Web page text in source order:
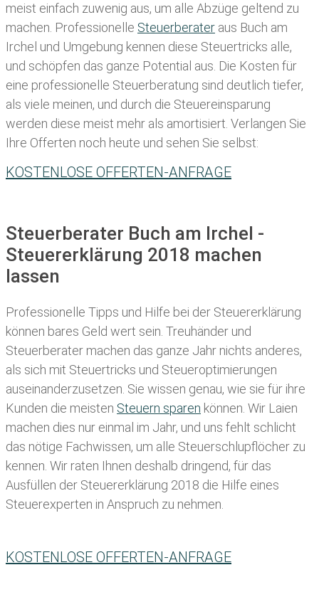
meist einfach zuwenig aus, um alle Abzüge geltend zu
machen. Professionelle Steuerberater aus Buch am
Irchel und Umgebung kennen diese Steuertricks alle,
und schöpfen das ganze Potential aus. Die Kosten für
eine professionelle Steuerberatung sind deutlich tiefer,
als viele meinen, und durch die Steuereinsparung
werden diese meist mehr als amortisiert. Verlangen Sie
Ihre Offerten noch heute und sehen Sie selbst:
KOSTENLOSE OFFERTEN-ANFRAGE
Steuerberater Buch am Irchel -
Steuererklärung 2018 machen
lassen
Professionelle Tipps und Hilfe bei der Steuererklärung
können bares Geld wert sein. Treuhänder und
Steuerberater machen das ganze Jahr nichts anderes,
als sich mit Steuertricks und Steueroptimierungen
auseinanderzusetzen. Sie wissen genau, wie sie für ihre
Kunden die meisten Steuern sparen können. Wir Laien
machen dies nur einmal im Jahr, und uns fehlt schlicht
das nötige Fachwissen, um alle Steuerschlupflöcher zu
kennen. Wir raten Ihnen deshalb dringend, für das
Ausfüllen der Steuererklärung 2018 die Hilfe eines
Steuerexperten in Anspruch zu nehmen.
KOSTENLOSE OFFERTEN-ANFRAGE